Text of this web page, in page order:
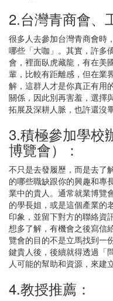
2.台灣青商會、
很多人去參加台灣青商會時
哪些「大咖」。其實，許多
會，裡面臥虎藏龍，有在美
輩，比較有距離感，但在業
解，這群人才是你真正有用
關係，因此別再害羞，選擇
拓展及深耕人脈，也許還沒
3.積極參加學校
博覽會）：
不只是去發履歷，而是去了
的哪些職缺跟你的興趣和專
業中的貴人。通常就業博覽
的學長姐，或是這個產業的
印象，並留下對方的聯絡資
想多了解，有機會之後寫信
覽會的目的不是立馬找到一
鍵貴人後，後續就得透過「
人可能的幫助和資源，來建
4.教授推薦：